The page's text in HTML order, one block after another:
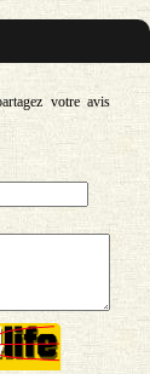
votre avis